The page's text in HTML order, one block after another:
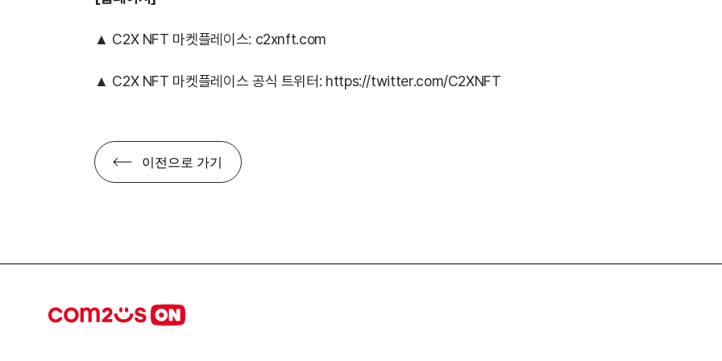
▲ C2X NFT 마켓플레이스: c2xnft.com
▲ C2X NFT 마켓플레이스 공식 트위터: https://twitter.com/C2XNFT
이전으로 가기